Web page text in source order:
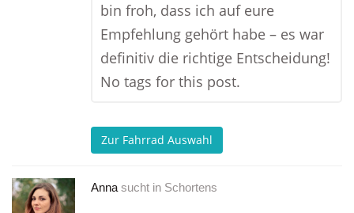
bin froh, dass ich auf eure
Empfehlung gehört habe – es war
definitiv die richtige Entscheidung!
No tags for this post.
Zur Fahrrad Auswahl
Anna sucht in Schortens